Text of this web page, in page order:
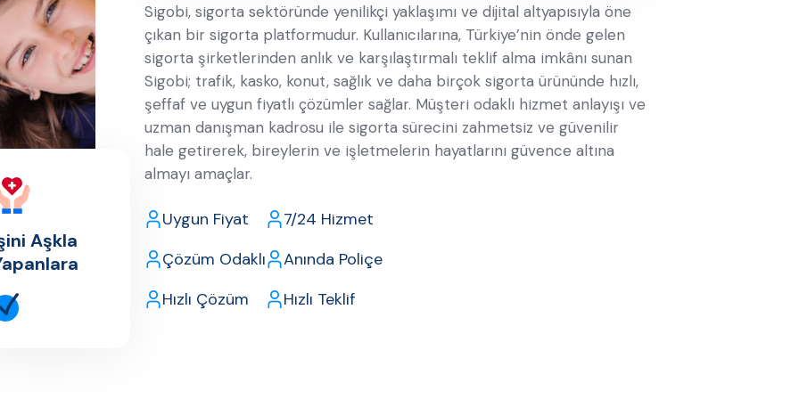
Aşkla
Sigobi, sigorta sektöründe yenilikçi yaklaşımı ve dijital altyapısıyla öne
çıkan bir sigorta platformudur. Kullanıcılarına, Türkiye’nin önde gelen
sigorta şirketlerinden anlık ve karşılaştırmalı teklif alma imkânı sunan
Sigobi; trafik, kasko, konut, sağlık ve daha birçok sigorta ürününde hızlı,
şeffaf ve uygun fiyatlı çözümler sağlar. Müşteri odaklı hizmet anlayışı ve
uzman danışman kadrosu ile sigorta sürecini zahmetsiz ve güvenilir
hale getirerek, bireylerin ve işletmelerin hayatlarını güvence altına
almayı amaçlar.
Uygun Fiyat
Çözüm Odaklı
Hızlı Çözüm
7/24 Hizmet
Anında Poliçe
Hızlı Teklif